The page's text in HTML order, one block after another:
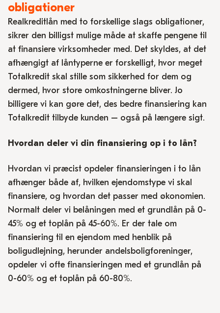
obligationer
Realkreditlån med to forskellige slags obligationer,
sikrer den billigst mulige måde at skaffe pengene til
at finansiere virksomheder med. Det skyldes, at det
afhængigt af låntyperne er forskelligt, hvor meget
Totalkredit skal stille som sikkerhed for dem og
dermed, hvor store omkostningerne bliver. Jo
billigere vi kan gøre det, des bedre finansiering kan
Totalkredit tilbyde kunden – også på længere sigt.
Hvordan deler vi din finansiering op i to lån?
Hvordan vi præcist opdeler finansieringen i to lån
afhænger både af, hvilken ejendomstype vi skal
finansiere, og hvordan det passer med økonomien.
Normalt deler vi belåningen med et grundlån på 0-
45% og et toplån på 45-60%. Er der tale om
finansiering til en ejendom med henblik på
boligudlejning, herunder andelsboligforeninger,
opdeler vi ofte finansieringen med et grundlån på
0-60% og et toplån på 60-80%.